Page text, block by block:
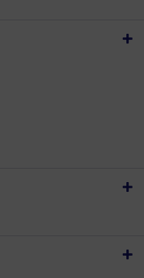
abfragen